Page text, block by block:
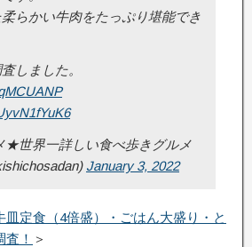
らかい牛肉をたっぷり堪能でき
しました。
世界一詳しい食べ歩きグルメ
January 3, 2022
皿定食（4倍盛）・ごはん大盛り・と
！ ＞